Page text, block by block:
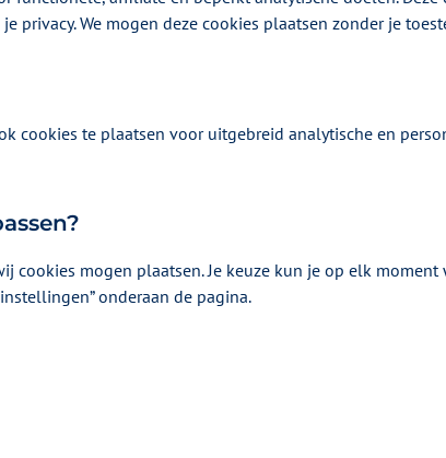
medicijnen werken vaak net zo goed als
te nemen. Bij Aon Vitaal krijgt u een vergoeding
Vergoeding en voorwaarden
Kies uw pakket en bekijk de vergoedingen
privacy. We mogen deze cookies plaatsen zonder je
cookies te plaatsen voor uitgebreid analytische en
cookies mogen plaatsen. Je keuze kun je op elk moment
onderaan de pagina.